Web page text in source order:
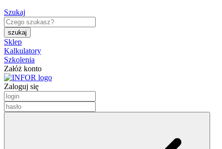
Szukaj
Sklep
Kalkulatory
Szkolenia
Załóż konto
Zaloguj się